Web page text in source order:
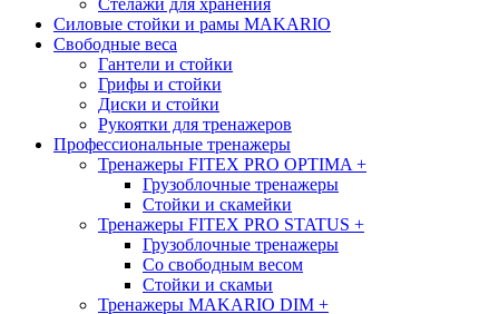
Силовые стойки и рамы MAKARIO
Свободные веса
Гантели и стойки
Грифы и стойки
Диски и стойки
Рукоятки для тренажеров
Профессиональные тренажеры
Тренажеры FITEX PRO OPTIMA +
Грузоблочные тренажеры
Стойки и скамейки
Тренажеры FITEX PRO STATUS +
Грузоблочные тренажеры
Со свободным весом
Стойки и скамьи
Тренажеры MAKARIO DIM +